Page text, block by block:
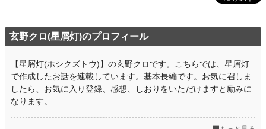
玄野クロ(星屑灯)のプロフィール
【星屑灯(ホシクズトウ)】の玄野クロです。こちらでは、星屑灯
で作成したお話を連載しています。基本長編です。お気に召しま
したら、お気に入り登録、感想、しおりをいただけますと励みに
なります。